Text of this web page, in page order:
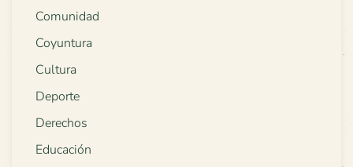
Comunidad
Coyuntura
Cultura
Deporte
Derechos
Educación